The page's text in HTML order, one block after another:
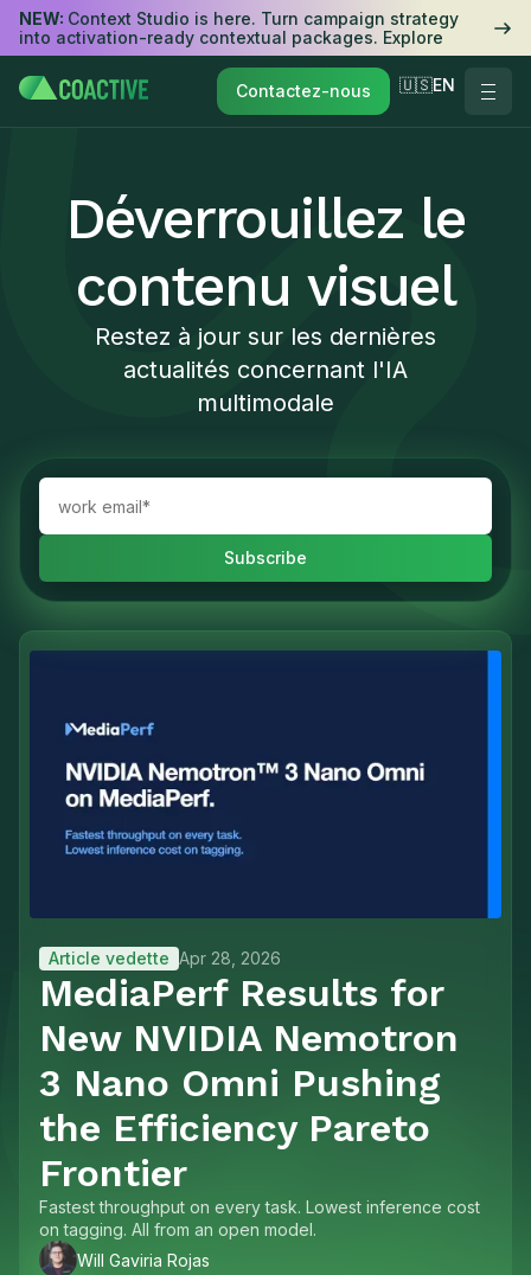
NEW: Context Studio is here. Turn campaign strategy
into activation-ready contextual packages. Explore
Contactez-nous 🇺🇸EN
Déverrouillez le
contenu visuel
Restez à jour sur les dernières
actualités concernant l'IA
multimodale
Article vedette Apr 28, 2026
MediaPerf Results for
New NVIDIA Nemotron
3 Nano Omni Pushing
the Efficiency Pareto
Frontier
Fastest throughput on every task. Lowest inference cost
on tagging. All from an open model.
Will Gaviria Rojas